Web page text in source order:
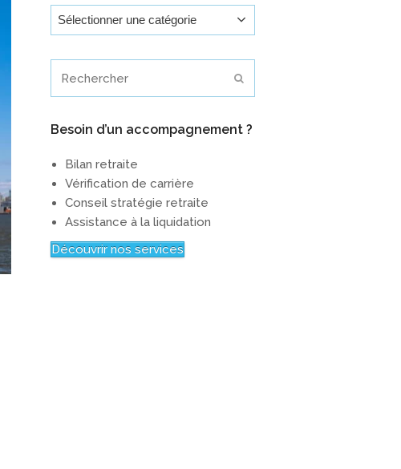
Catégories
Besoin d’un accompagnement ?
Bilan retraite
Vérification de carrière
Conseil stratégie retraite
Assistance à la liquidation
Découvrir nos services